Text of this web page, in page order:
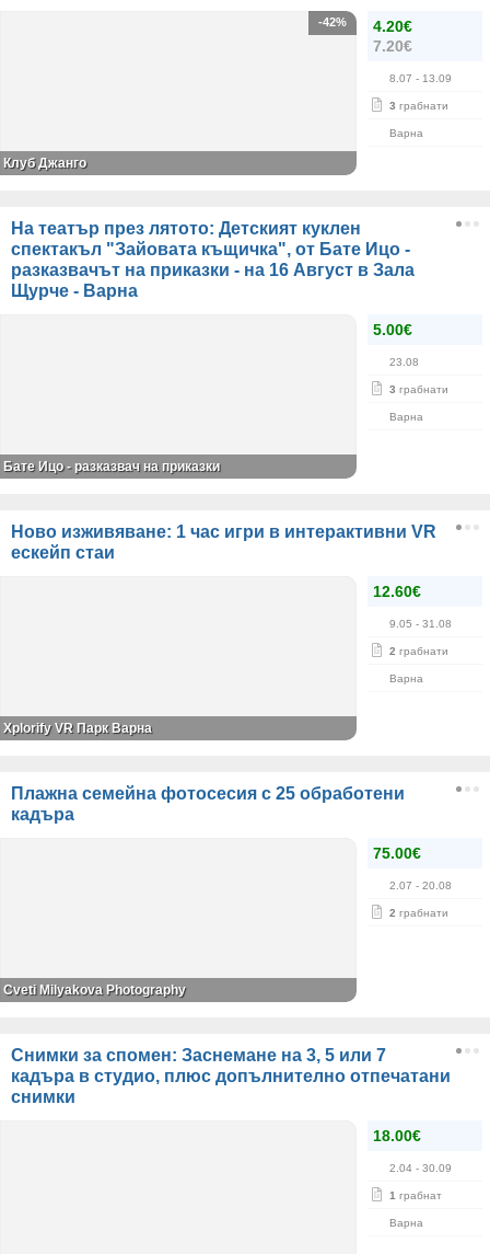
4.20€
7.20€
8.07 - 13.09
3 грабнати
Варна
-42%
Клуб Джанго
На театър през лятото: Детският куклен
спектакъл "Зайовата къщичка", от Бате Ицо -
разказвачът на приказки - на 16 Август в Зала
Щурче - Варна
5.00€
23.08
3 грабнати
Варна
Бате Ицо - разказвач на приказки
Ново изживяване: 1 час игри в интерактивни VR
ескейп стаи
12.60€
9.05 - 31.08
2 грабнати
Варна
Xplorify VR Парк Варна
Плажна семейна фотосесия с 25 обработени
кадъра
75.00€
2.07 - 20.08
2 грабнати
Cveti Milyakova Photography
Снимки за спомен: Заснемане на 3, 5 или 7
кадъра в студио, плюс допълнително отпечатани
снимки
18.00€
2.04 - 30.09
1 грабнат
Варна